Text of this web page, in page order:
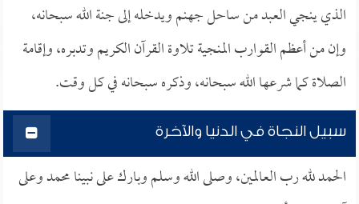
الذي ينجي العبد من ساحل جهنم ويدخله إلى جنة الله سبحانه،
وإن من أعظم القوارب المنجية تلاوة القرآن الكريم وتدبره، وإقامة
الصلاة كما شرعها الله سبحانه، وذكره سبحانه في كل وقت.
سبيل النجاة في الدنيا والآخرة
الحمد لله رب العالمين، وصلى الله وسلم وبارك على نبينا محمد وعلى